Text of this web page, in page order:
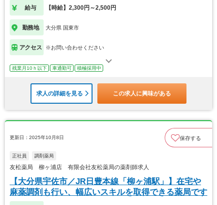
給与 【時給】2,300円～2,500円
勤務地 大分県 国東市
アクセス ※お問い合わせください
残業月10ｈ以下 車通勤可 積極採用中
求人の詳細を見る この求人に興味がある
更新日：2025年10月8日 保存する
正社員 調剤薬局
友松薬局 柳ヶ浦店 有限会社友松薬局の薬剤師求人
【大分県宇佐市／JR日豊本線「柳ヶ浦駅」】在宅や
麻薬調剤も行い、幅広いスキルを取得できる薬局です